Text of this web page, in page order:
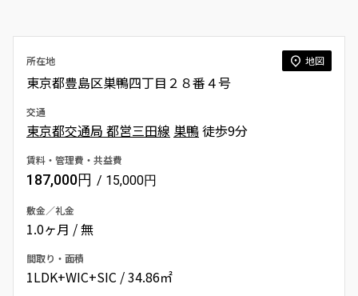
所在地 地図
東京都豊島区巣鴨四丁目２８番４号
交通
東京都交通局 都営三田線 巣鴨徒歩9分
賃料・管理費・共益費
187,000円 / 15,000円
敷金／礼金
1.0ヶ月 / 無
間取り・面積
1LDK+WIC+SIC / 34.86㎡